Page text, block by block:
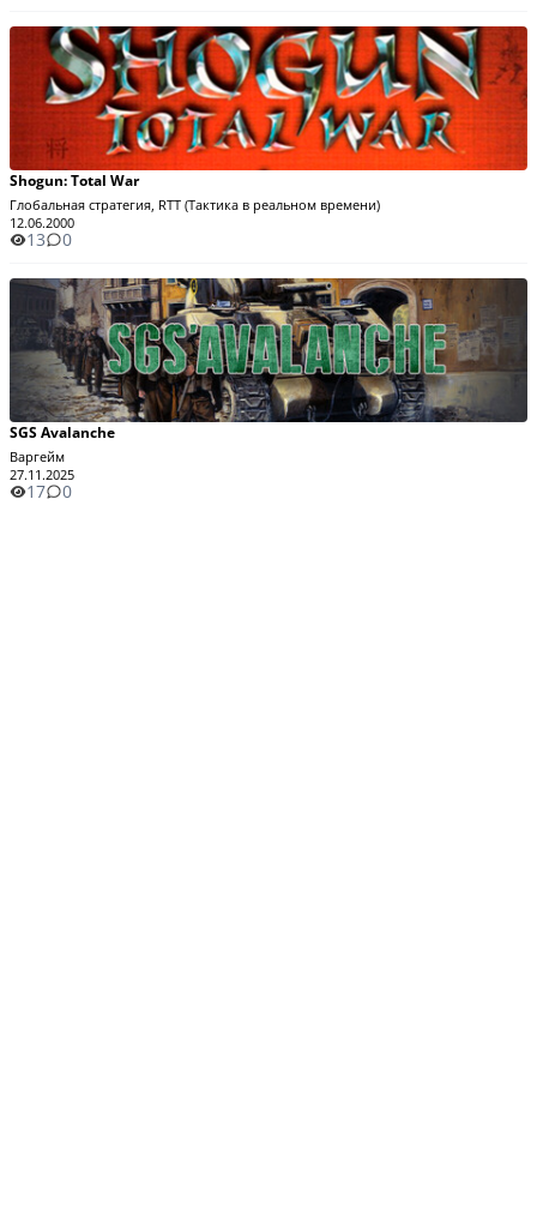
Shogun: Total War
Глобальная стратегия, RTT (Тактика в реальном времени)
12.06.2000
13 0
SGS Avalanche
Варгейм
27.11.2025
17 0